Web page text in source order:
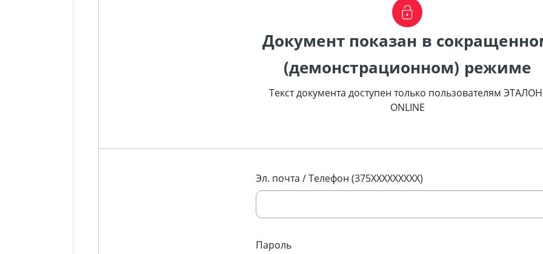
Документ показан в
(демонстрационном) режиме
Текст документа доступен только пользователям
ONLINE
Эл. почта / Телефон (375XXXXXXXXX)
Пароль